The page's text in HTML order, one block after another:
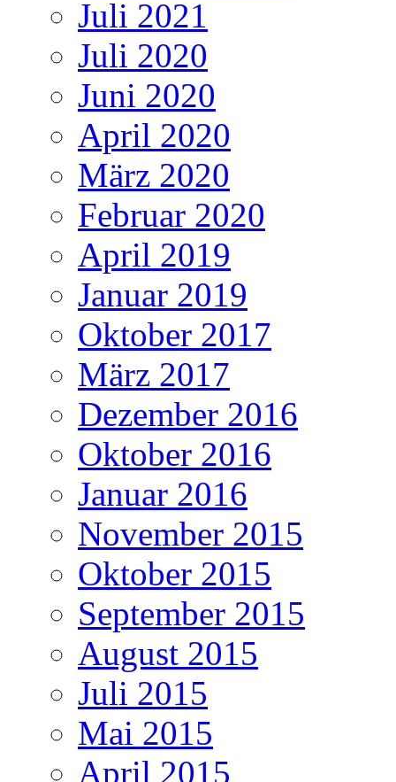
Juli 2021
Juli 2020
Juni 2020
April 2020
März 2020
Februar 2020
April 2019
Januar 2019
Oktober 2017
März 2017
Dezember 2016
Oktober 2016
Januar 2016
November 2015
Oktober 2015
September 2015
August 2015
Juli 2015
Mai 2015
April 2015